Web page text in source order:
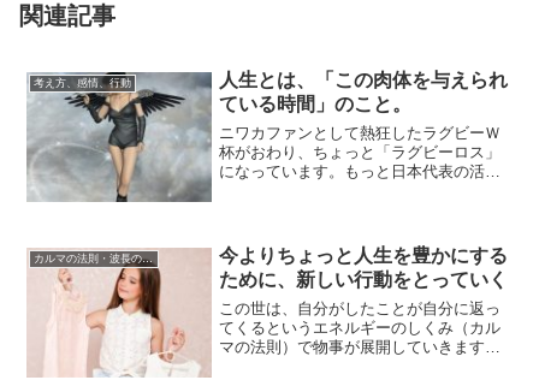
関連記事
考え方、感情、行動
人生とは、「この肉体を与えられ
ている時間」のこと。
ニワカファンとして熱狂したラグビーＷ
杯がおわり、ちょっと「ラグビーロス」
になっています。もっと日本代表の活躍
カルマの法則・波長の法則
今よりちょっと人生を豊かにする
ために、新しい行動をとっていく
この世は、自分がしたことが自分に返っ
てくるというエネルギーのしくみ（カル
マの法則）で物事が展開していきます。